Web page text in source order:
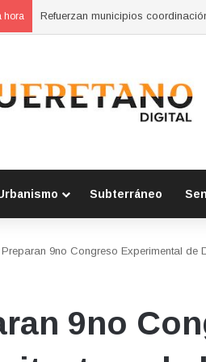
hora Clausura Marco Del Prete el
Subterráneo
Preparan 9no Congreso Experimental de
9no